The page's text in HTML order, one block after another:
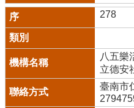
278
八五樂
立德安
臺南市